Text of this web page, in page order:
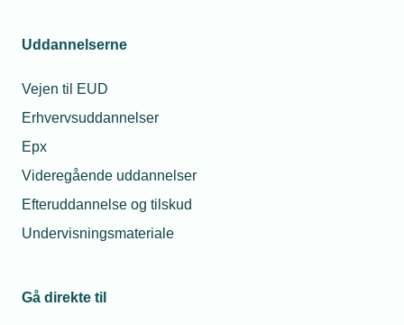
Uddannelserne
Vejen til EUD
Erhvervsuddannelser
Epx
Videregående uddannelser
Efteruddannelse og tilskud
Undervisningsmateriale
Gå direkte til
Lokalforeninger
og Omegn
Vis netværk